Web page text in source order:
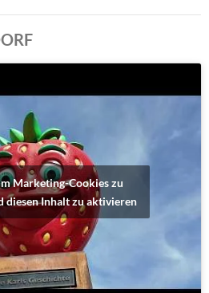
Marketing-Cookies zu
diesen Inhalt zu aktivieren